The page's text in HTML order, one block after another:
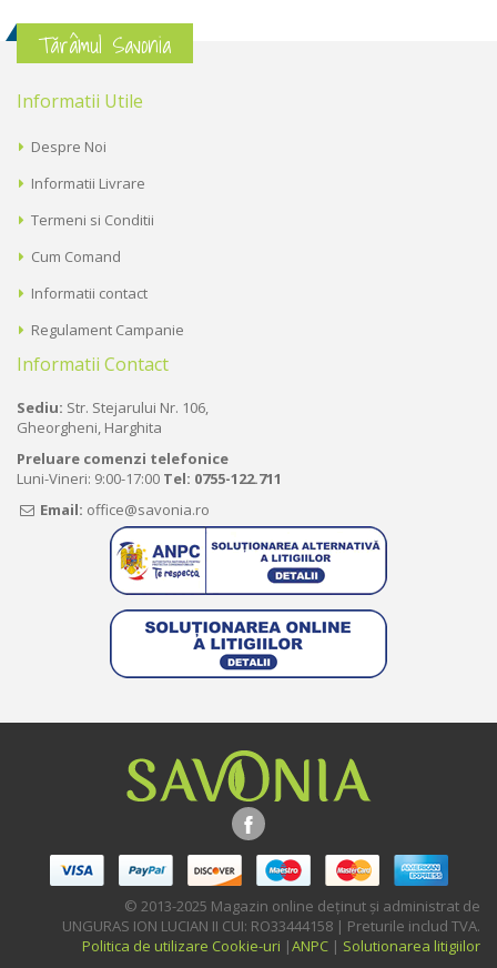
Tărâmul Savonia
Informatii Utile
Despre Noi
Informatii Livrare
Termeni si Conditii
Cum Comand
Informatii contact
Regulament Campanie
Informatii Contact
Sediu: Str. Stejarului Nr. 106,
Gheorgheni, Harghita
Preluare comenzi telefonice
Luni-Vineri: 9:00-17:00 Tel: 0755-122.711
Email: office@savonia.ro
© 2013-2025 Magazin online deţinut şi administrat de
UNGURAS ION LUCIAN II CUI: RO33444158 | Preturile includ TVA.
Politica de utilizare Cookie-uri |ANPC | Solutionarea litigiilor